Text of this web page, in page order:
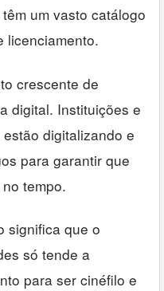
um vasto catálogo
licenciamento.
crescente de
digital. Instituições e
digitalizando e
para garantir que
tempo.
significa que o
só tende a
para ser cinéfilo e